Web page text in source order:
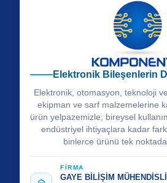
Elektronik Bileşenlerin
Elektronik, otomasyon, teknoloji
ekipman ve sarf malzemelerine
ürün yelpazemizle; bireysel
endüstriyel ihtiyaçlara kadar
binlerce ürünü tek
FİRMA
GAYE BİLİŞİM